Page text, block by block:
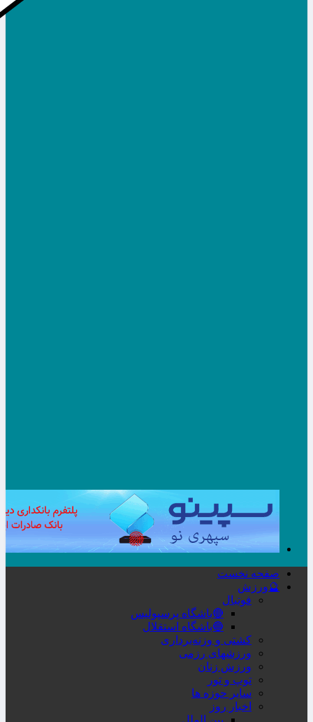
صفحه نخست
🔮ورزش
فوتبال
🔴باشگاه پرسپولیس
🔵باشگاه استقلال
کشتی و وزنه‌برداری
ورزشهای رزمی
ورزش زنان
توپ و تور
سایر حوزه ها
اخبار روز
بین الملل